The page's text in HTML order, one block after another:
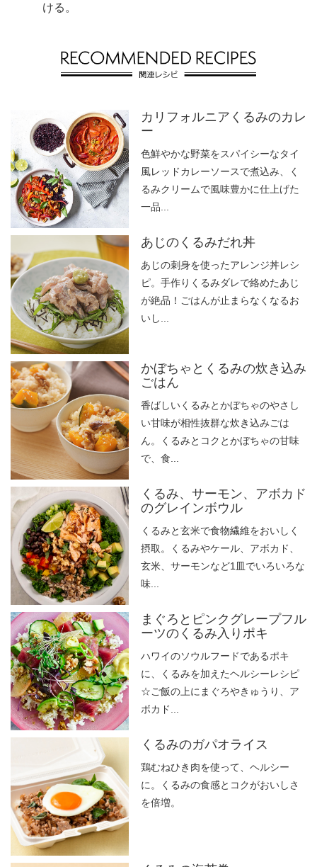
ける。
カリフォルニアくるみのカレ
ー
色鮮やかな野菜をスパイシーなタイ
風レッドカレーソースで煮込み、く
るみクリームで風味豊かに仕上げた
一品...
あじのくるみだれ丼
あじの刺身を使ったアレンジ丼レシ
ピ。手作りくるみダレで絡めたあじ
が絶品！ごはんが止まらなくなるお
いし...
かぼちゃとくるみの炊き込み
ごはん
香ばしいくるみとかぼちゃのやさし
い甘味が相性抜群な炊き込みごは
ん。くるみとコクとかぼちゃの甘味
で、食...
くるみ、サーモン、アボカド
のグレインボウル
くるみと玄米で食物繊維をおいしく
摂取。くるみやケール、アボカド、
玄米、サーモンなど1皿でいろいろな
味...
まぐろとピンクグレープフル
ーツのくるみ入りポキ
ハワイのソウルフードであるポキ
に、くるみを加えたヘルシーレシピ
☆ご飯の上にまぐろやきゅうり、ア
ボカド...
くるみのガパオライス
鶏むねひき肉を使って、ヘルシー
に。くるみの食感とコクがおいしさ
を倍増。